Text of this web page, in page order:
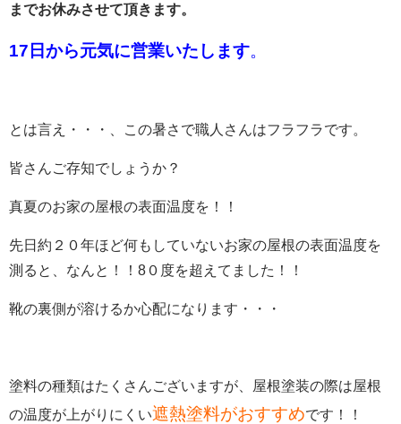
までお休みさせて頂きます。
17日から元気に営業いたします。
とは言え・・・、この暑さで職人さんはフラフラです。
皆さんご存知でしょうか？
真夏のお家の屋根の表面温度を！！
先日約２０年ほど何もしていないお家の屋根の表面温度を
測ると、なんと！！8０度を超えてました！！
靴の裏側が溶けるか心配になります・・・
塗料の種類はたくさんございますが、屋根塗装の際は屋根
の温度が上がりにくい遮熱塗料がおすすめです！！